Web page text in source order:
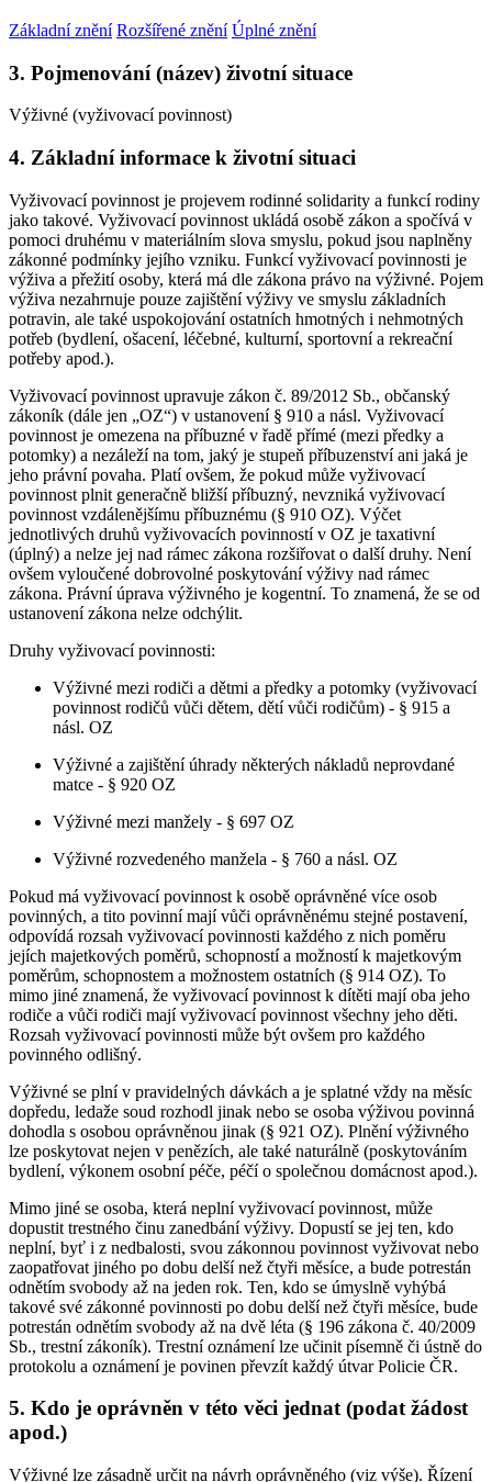
Základní znění Rozšířené znění Úplné znění
3. Pojmenování (název) životní situace
Výživné (vyživovací povinnost)
4. Základní informace k životní situaci
Vyživovací povinnost je projevem rodinné solidarity a funkcí rodiny
jako takové. Vyživovací povinnost ukládá osobě zákon a spočívá v
pomoci druhému v materiálním slova smyslu, pokud jsou naplněny
zákonné podmínky jejího vzniku. Funkcí vyživovací povinnosti je
výživa a přežití osoby, která má dle zákona právo na výživné. Pojem
výživa nezahrnuje pouze zajištění výživy ve smyslu základních
potravin, ale také uspokojování ostatních hmotných i nehmotných
potřeb (bydlení, ošacení, léčebné, kulturní, sportovní a rekreační
potřeby apod.).
Vyživovací povinnost upravuje zákon č. 89/2012 Sb., občanský
zákoník (dále jen „OZ“) v ustanovení § 910 a násl. Vyživovací
povinnost je omezena na příbuzné v řadě přímé (mezi předky a
potomky) a nezáleží na tom, jaký je stupeň příbuzenství ani jaká je
jeho právní povaha. Platí ovšem, že pokud může vyživovací
povinnost plnit generačně bližší příbuzný, nevzniká vyživovací
povinnost vzdálenějšímu příbuznému (§ 910 OZ). Výčet
jednotlivých druhů vyživovacích povinností v OZ je taxativní
(úplný) a nelze jej nad rámec zákona rozšiřovat o další druhy. Není
ovšem vyloučené dobrovolné poskytování výživy nad rámec
zákona. Právní úprava výživného je kogentní. To znamená, že se od
ustanovení zákona nelze odchýlit.
Druhy vyživovací povinnosti:
Výživné mezi rodiči a dětmi a předky a potomky (vyživovací
povinnost rodičů vůči dětem, dětí vůči rodičům) - § 915 a
násl. OZ
Výživné a zajištění úhrady některých nákladů neprovdané
matce - § 920 OZ
Výživné mezi manžely - § 697 OZ
Výživné rozvedeného manžela - § 760 a násl. OZ
Pokud má vyživovací povinnost k osobě oprávněné více osob
povinných, a tito povinní mají vůči oprávněnému stejné postavení,
odpovídá rozsah vyživovací povinnosti každého z nich poměru
jejích majetkových poměrů, schopností a možností k majetkovým
poměrům, schopnostem a možnostem ostatních (§ 914 OZ). To
mimo jiné znamená, že vyživovací povinnost k dítěti mají oba jeho
rodiče a vůči rodiči mají vyživovací povinnost všechny jeho děti.
Rozsah vyživovací povinnosti může být ovšem pro každého
povinného odlišný.
Výživné se plní v pravidelných dávkách a je splatné vždy na měsíc
dopředu, ledaže soud rozhodl jinak nebo se osoba výživou povinná
dohodla s osobou oprávněnou jinak (§ 921 OZ). Plnění výživného
lze poskytovat nejen v penězích, ale také naturálně (poskytováním
bydlení, výkonem osobní péče, péčí o společnou domácnost apod.).
Mimo jiné se osoba, která neplní vyživovací povinnost, může
dopustit trestného činu zanedbání výživy. Dopustí se jej ten, kdo
neplní, byť i z nedbalosti, svou zákonnou povinnost vyživovat nebo
zaopatřovat jiného po dobu delší než čtyři měsíce, a bude potrestán
odnětím svobody až na jeden rok. Ten, kdo se úmyslně vyhýbá
takové své zákonné povinnosti po dobu delší než čtyři měsíce, bude
potrestán odnětím svobody až na dvě léta (§ 196 zákona č. 40/2009
Sb., trestní zákoník). Trestní oznámení lze učinit písemně či ústně do
protokolu a oznámení je povinen převzít každý útvar Policie ČR.
5. Kdo je oprávněn v této věci jednat (podat žádost
apod.)
Výživné lze zásadně určit na návrh oprávněného (viz výše). Řízení